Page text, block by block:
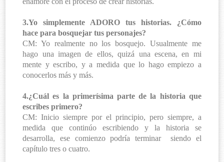
3.Yo simplemente ADORO tus historias. ¿Cómo
hace para bosquejar tus personajes?
CM: Yo realmente no los bosquejo. Usualmente me
hago una imagen de ellos, quizá una escena, en mi
mente y escribo, y a medida que lo hago empiezo a
conocerlos más y más.
4.¿Cuál es la primerísima parte de la historia que
escribes primero?
CM: Inicio siempre por el principio, pero siempre, a
medida que continúo escribiendo y la historia se
desarrolla, ese comienzo podría terminar siendo el
capítulo tres o cuatro.